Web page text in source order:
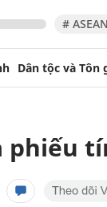
#
Dân tộc và Tôn
phiếu